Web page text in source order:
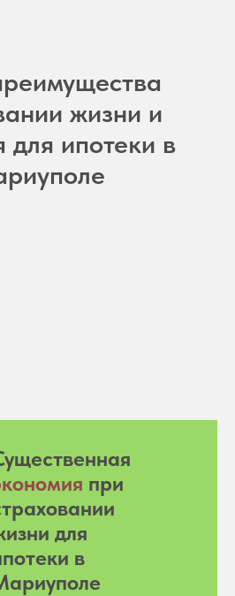
жизни и
для ипотеки в
при
для
в